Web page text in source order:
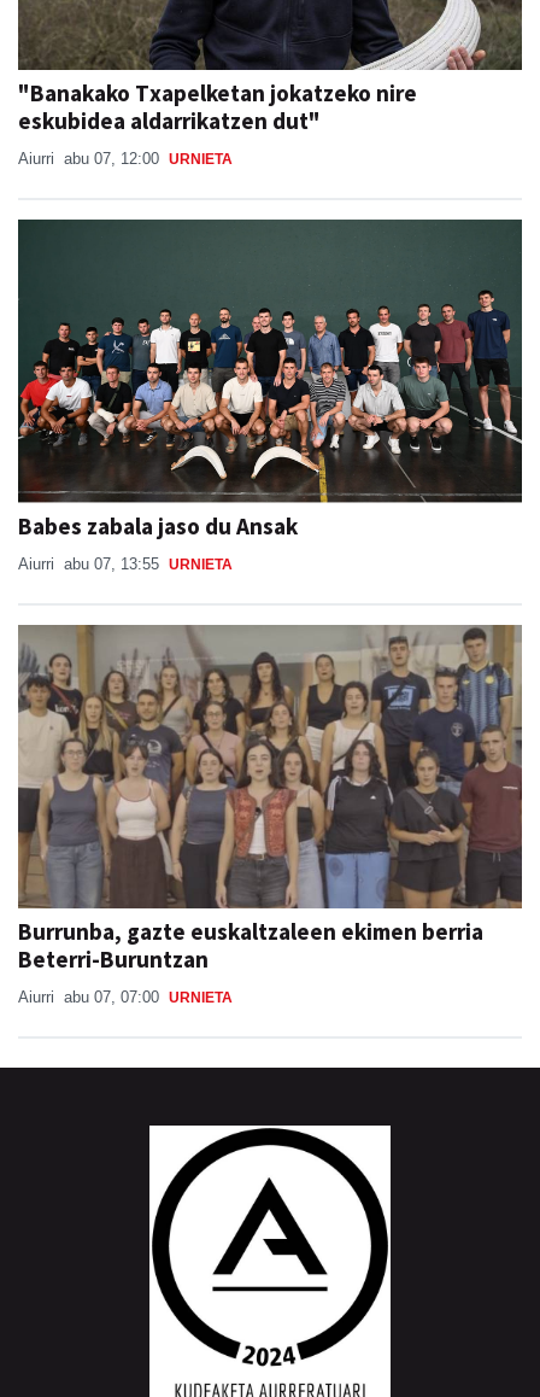
"Banakako Txapelketan jokatzeko nire
eskubidea aldarrikatzen dut"
Aiurri abu 07, 12:00 URNIETA
Babes zabala jaso du Ansak
Aiurri abu 07, 13:55 URNIETA
Burrunba, gazte euskaltzaleen ekimen berria
Beterri-Buruntzan
Aiurri abu 07, 07:00 URNIETA